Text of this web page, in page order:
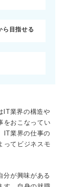
！その3つの
入社後でも
にやっておく
覚えておく
ら目指せる
IT業界の構造や
をおこなってい
IT業界の仕事の
ってビジネスモ
分が興味がある